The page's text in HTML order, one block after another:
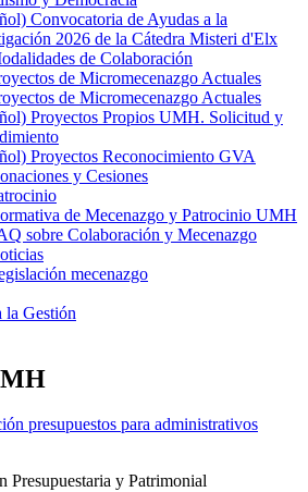
Convocatoria de Ayudas a la
2026 de la Cátedra Misteri d'Elx
de Colaboración
de Micromecenazgo Actuales
de Micromecenazgo Actuales
Proyectos Propios UMH. Solicitud y
Proyectos Reconocimiento GVA
y Cesiones
de Mecenazgo y Patrocinio UMH
sobre Colaboración y Mecenazgo
mecenazgo
la Gestión
presupuestos para administrativos
Presupuestaria y Patrimonial